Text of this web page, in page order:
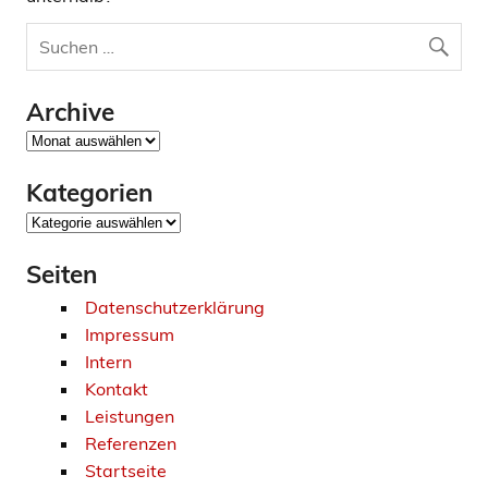
Archive
Archive
Kategorien
Kategorien
Seiten
Datenschutzerklärung
Impressum
Intern
Kontakt
Leistungen
Referenzen
Startseite